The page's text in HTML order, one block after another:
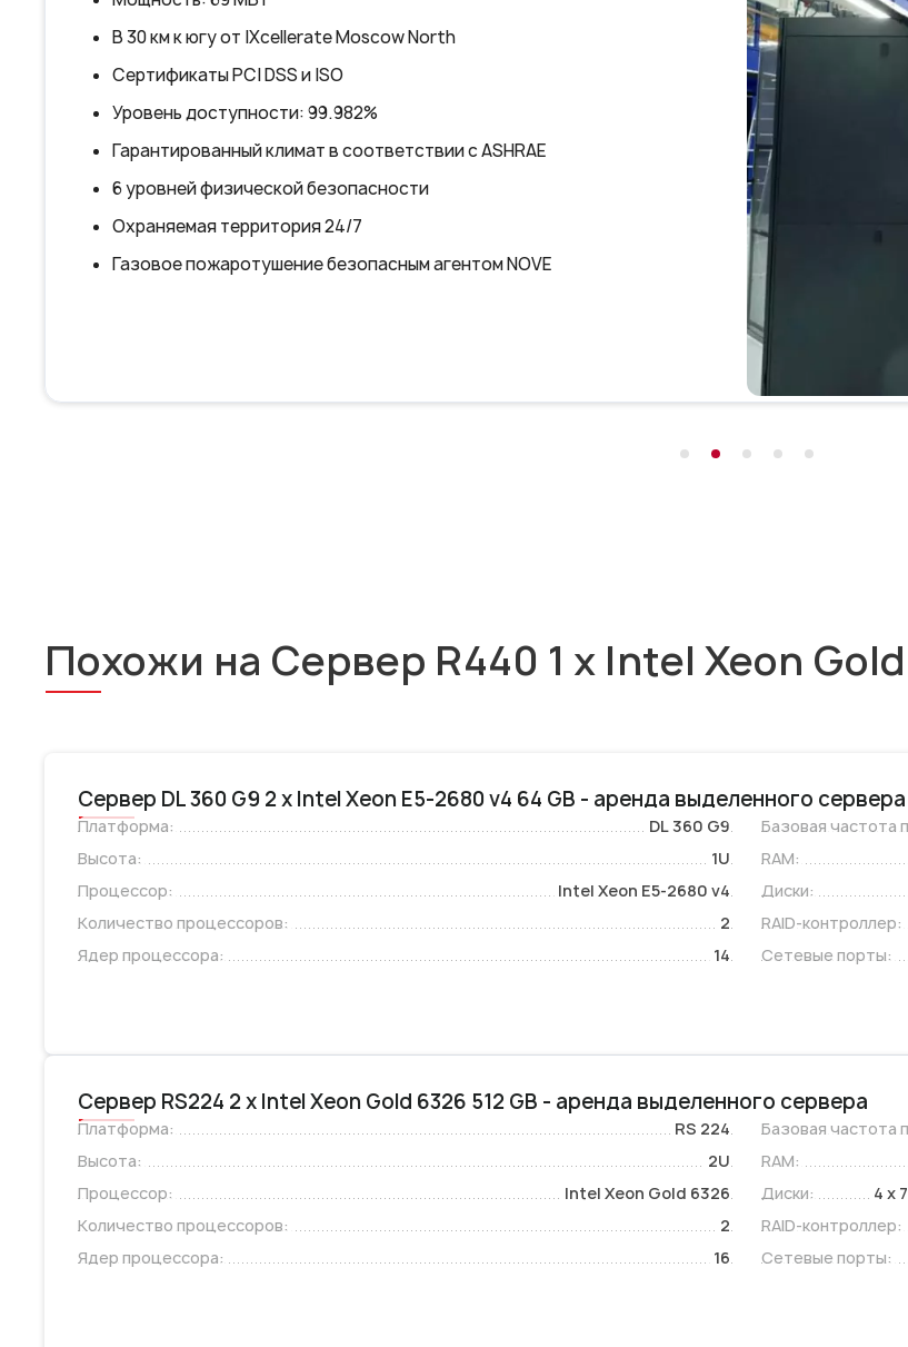
Надежность: Бесперебойная работа системы
Видеонаблюдение: Более 200 камер
Похожи на Сервер R440 1 x Intel Xeon Gold
Сервер DL 360 G9 2 x Intel Xeon E5-2680 v4 64 GB - аренда выделенного сервера
Платформа:
DL 360 G9
Высота:
1U
Процессор:
Intel Xeon E5-2680 v4
Количество процессоров:
2
Ядер процессора:
14
Базовая частота
RAM:
Диски:
RAID-контроллер:
Сетевые порты:
Сервер RS224 2 x Intel Xeon Gold 6326 512 GB - аренда выделенного сервера
Платформа:
RS 224
Высота:
2U
Процессор:
Intel Xeon Gold 6326
Количество процессоров:
2
Ядер процессора:
16
Базовая частота
RAM:
Диски:
4 x
RAID-контроллер:
Сетевые порты: